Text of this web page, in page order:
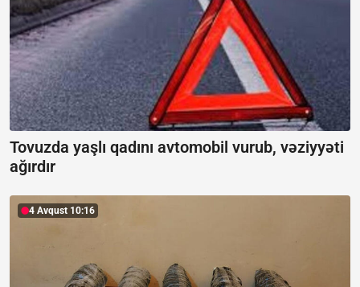
Tovuzda yaşlı qadını avtomobil vurub, vəziyyəti
ağırdır
4 Avqust 10:16